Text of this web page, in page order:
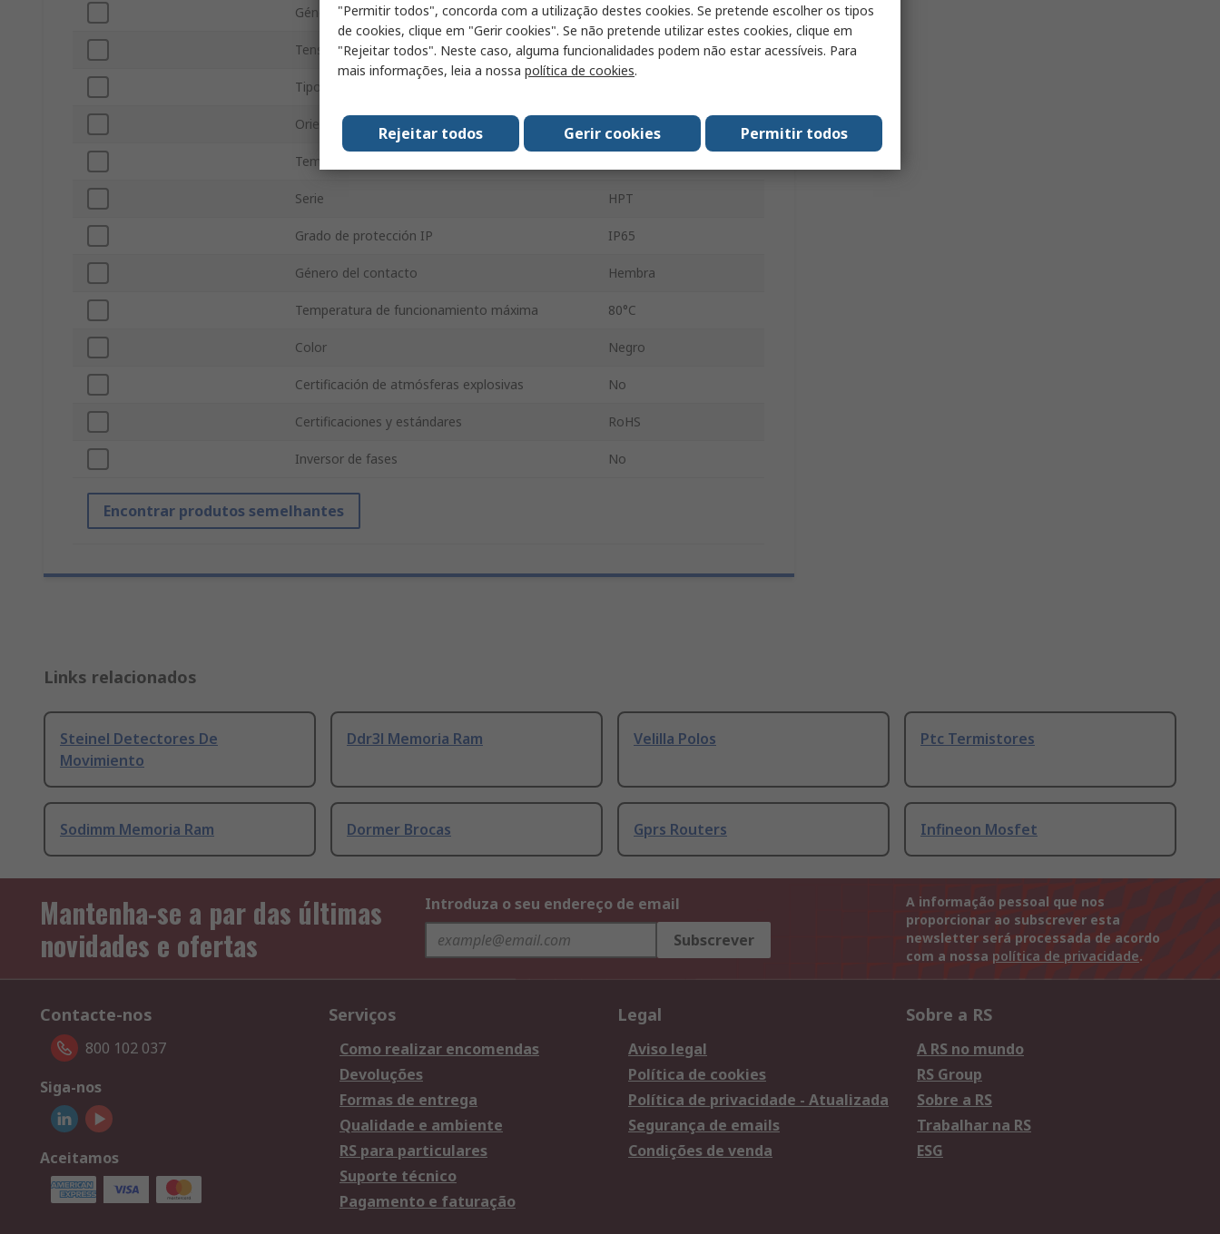
Género del conector Hembra
Tensión 250V
Tipo de montaje
Orientación Recta
Temperatura de Funcionamiento Mínima
Serie HPT
Grado de protección IP IP65
Género del contacto Hembra
Temperatura de funcionamiento máxima 80°C
Color Negro
Certificación de atmósferas explosivas No
Certificaciones y estándares RoHS
Inversor de fases No
Encontrar produtos semelhantes
Links relacionados
Steinel Detectores De
Movimiento
Ddr3l Memoria Ram Velilla Polos Ptc Termistores
Sodimm Memoria Ram Dormer Brocas Gprs Routers Infineon Mosfet
Mantenha-se a par das últimas
novidades e ofertas
Introduza o seu endereço de email
Subscrever
A informação pessoal que nos
proporcionar ao subscrever esta
newsletter será processada de acordo
com a nossa política de privacidade.
Contacte-nos
800 102 037
Siga-nos
Aceitamos
Serviços
Como realizar encomendas
Devoluções
Formas de entrega
Qualidade e ambiente
RS para particulares
Suporte técnico
Pagamento e faturação
Legal
Aviso legal
Política de cookies
Política de privacidade - Atualizada
Segurança de emails
Condições de venda
Sobre a RS
A RS no mundo
RS Group
Sobre a RS
Trabalhar na RS
ESG
"Permitir todos", concorda com a utilização destes cookies. Se pretende escolher os tipos
de cookies, clique em "Gerir cookies". Se não pretende utilizar estes cookies, clique em
"Rejeitar todos". Neste caso, alguma funcionalidades podem não estar acessíveis. Para
mais informações, leia a nossa política de cookies.
Permitir todos
Gerir cookies
Rejeitar todos